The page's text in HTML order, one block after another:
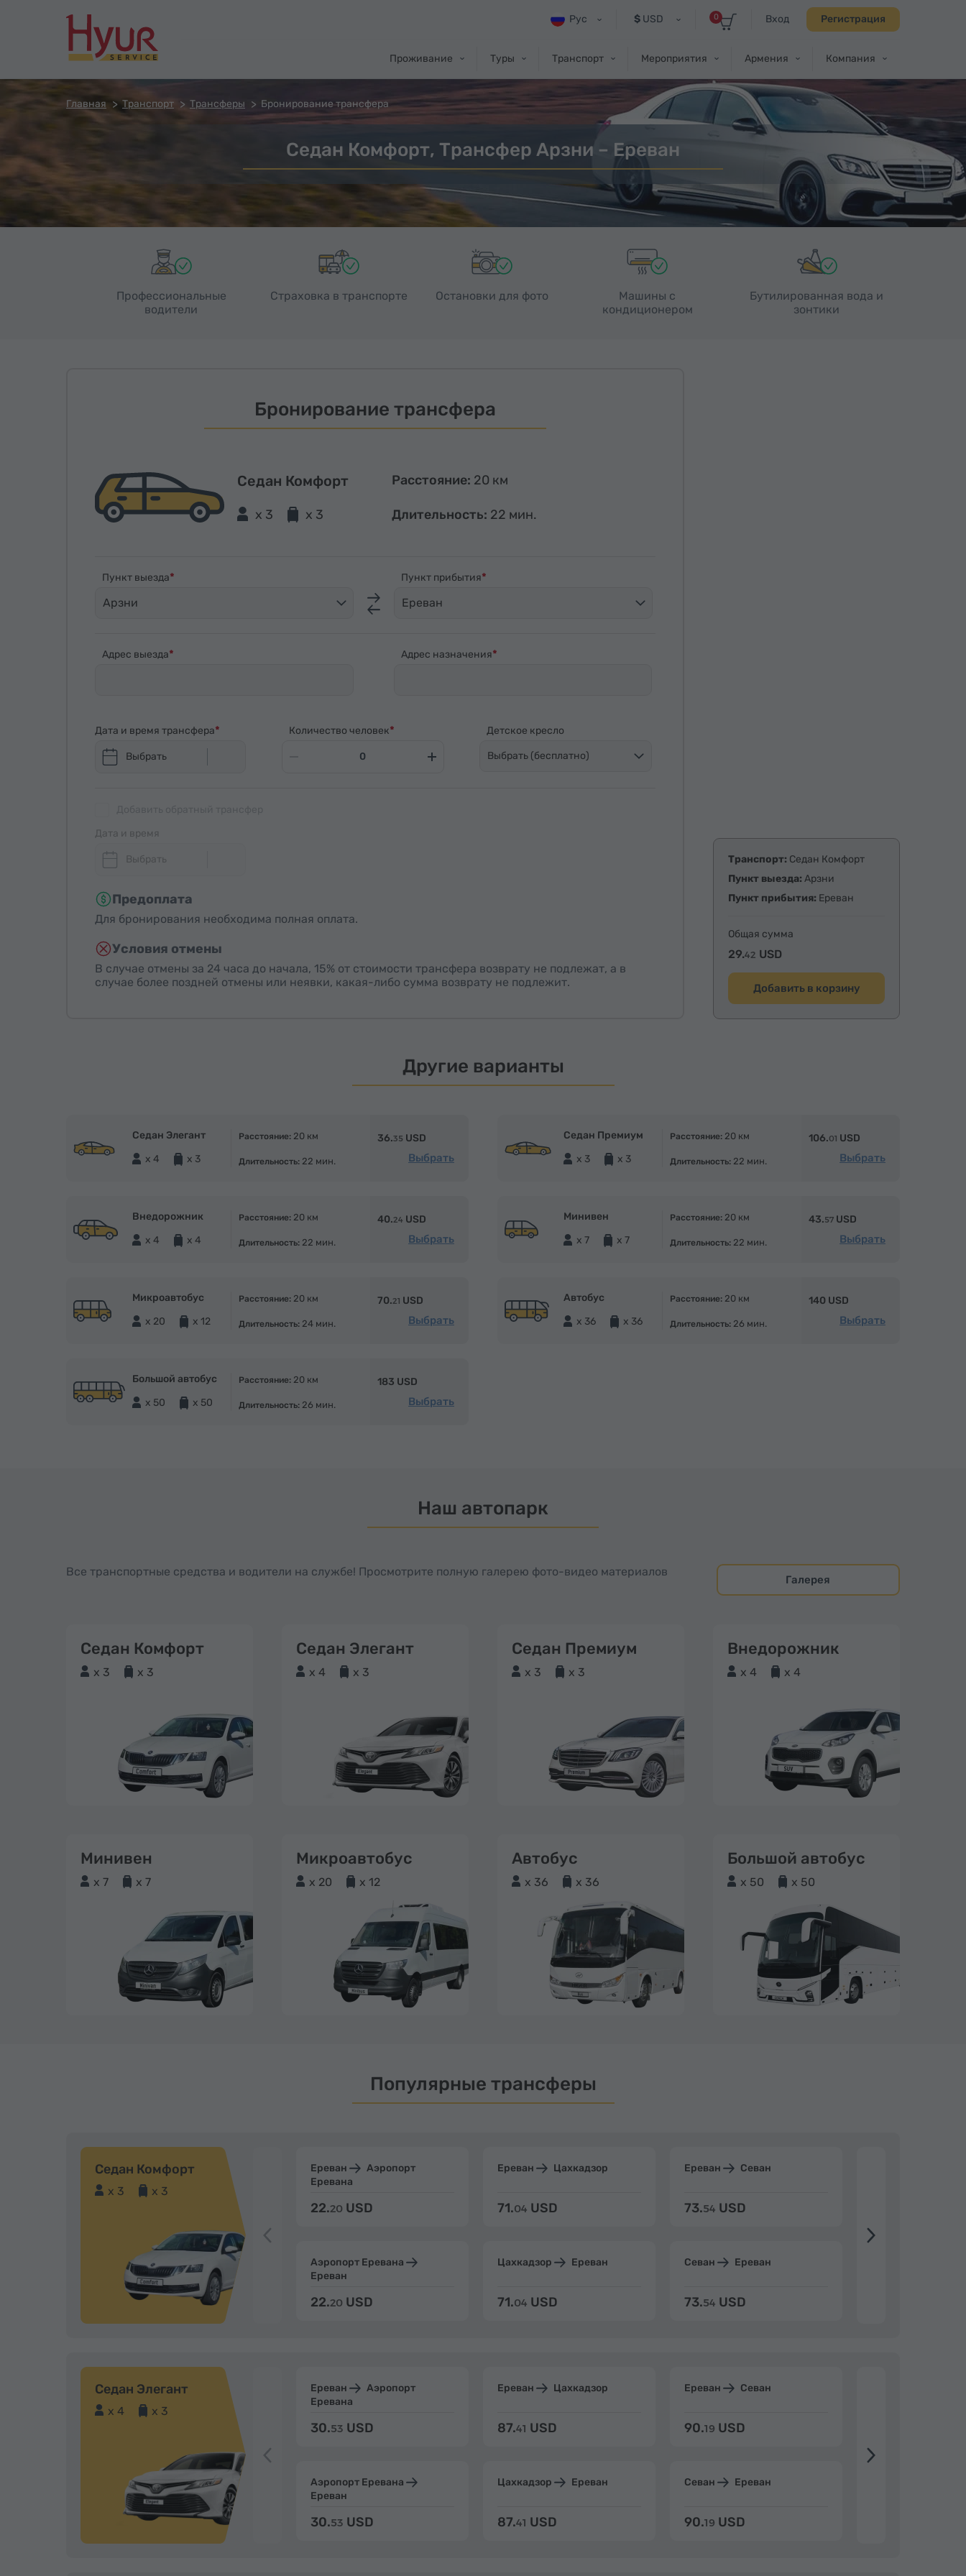
Вход Регистрация
0
$USD
Рус
Проживание Туры Транспорт Мероприятия Армения Компания
Главная Транспорт Трансферы Бронирование трансфера
Седан Комфорт, Трансфер Арзни – Ереван
Профессиональные
водители
Страховка в транспорте Остановки для фото
Машины с
кондиционером
Бутилированная вода и
зонтики
Бронирование трансфера
Седан Комфорт
x 3 x 3
Расстояние: 20 км
Длительность: 22 мин.
Пункт выезда
Арзни
Пункт прибытия
Ереван
Адрес выезда Адрес назначения
Дата и время трансфера
Выбрать
Количество человек Детское кресло
Выбрать (бесплатно)
Дата и время
Выбрать
Предоплата
Для бронирования необходима полная оплата.
Условия отмены
В случае отмены за 24 часа до начала, 15% от стоимости трансфера возврату не подлежат, а в
случае более поздней отмены или неявки, какая-либо сумма возврату не подлежит.
Транспорт: Седан Комфорт
Пункт выезда: Арзни
Пункт прибытия: Ереван
Общая сумма
29.42 USD
Добавить в корзину
Другие варианты
Седан Элегант
x 4
x 3
Расстояние: 20 км
Длительность: 22 мин.
36.35 USD
Выбрать
Седан Премиум
x 3
x 3
Расстояние: 20 км
Длительность: 22 мин.
106.01 USD
Выбрать
Внедорожник
x 4
x 4
Расстояние: 20 км
Длительность: 22 мин.
40.24 USD
Выбрать
Минивен
x 7
x 7
Расстояние: 20 км
Длительность: 22 мин.
43.57 USD
Выбрать
Микроавтобус
x 20
x 12
Расстояние: 20 км
Длительность: 24 мин.
70.21 USD
Выбрать
Автобус
x 36
x 36
Расстояние: 20 км
Длительность: 26 мин.
140 USD
Выбрать
Большой автобус
x 50
x 50
Расстояние: 20 км
Длительность: 26 мин.
183 USD
Выбрать
Наш автопарк
Все транспортные средства и водители на службе! Просмотрите полную галерею фото-видео материалов
Галерея
Седан Комфорт
x 3 x 3
Седан Элегант
x 4 x 3
Седан Премиум
x 3 x 3
Внедорожник
x 4 x 4
Минивен
x 7 x 7
Микроавтобус
x 20 x 12
Автобус
x 36 x 36
Большой автобус
x 50 x 50
Популярные трансферы
Седан Комфорт
x 3 x 3
Ереван
Аэропорт
Еревана
22.20 USD
Аэропорт Еревана
Ереван
22.20 USD
Ереван Цахкадзор
71.04 USD
Цахкадзор Ереван
71.04 USD
Ереван Севан
73.54 USD
Севан Ереван
73.54 USD
Седан Элегант
x 4 x 3
Ереван
Аэропорт
Еревана
30.53 USD
Аэропорт Еревана
Ереван
30.53 USD
Ереван Цахкадзор
87.41 USD
Цахкадзор Ереван
87.41 USD
Ереван Севан
90.19 USD
Севан Ереван
90.19 USD